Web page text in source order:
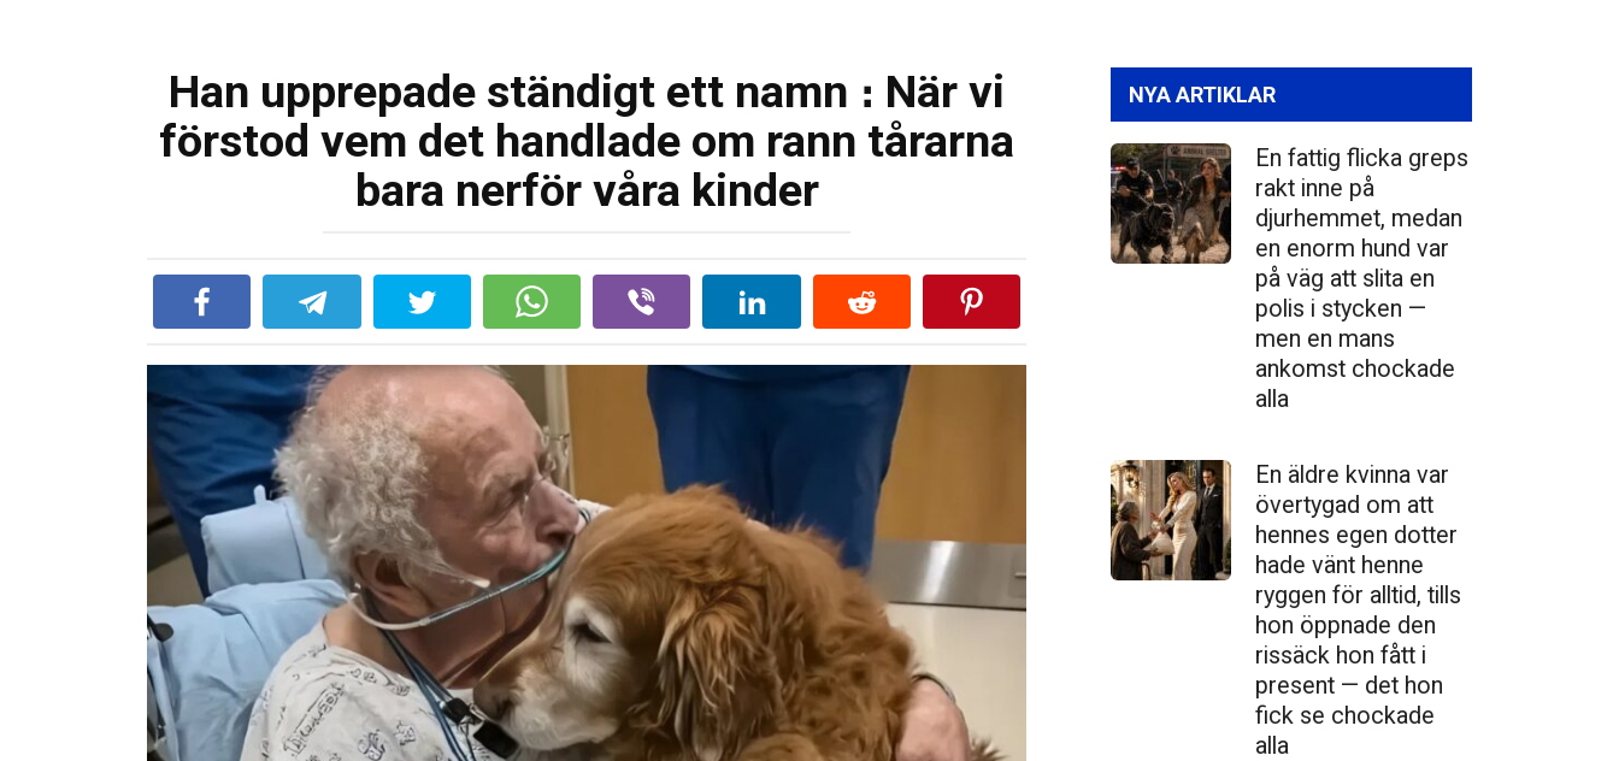
Han upprepade ständigt ett namn ։ När vi
förstod vem det handlade om rann tårarna
bara nerför våra kinder
NYA ARTIKLAR
En fattig flicka greps
rakt inne på
djurhemmet, medan
en enorm hund var
på väg att slita en
polis i stycken —
men en mans
ankomst chockade
alla
En äldre kvinna var
övertygad om att
hennes egen dotter
hade vänt henne
ryggen för alltid, tills
hon öppnade den
ris­säck hon fått i
present — det hon
fick se chockade
alla